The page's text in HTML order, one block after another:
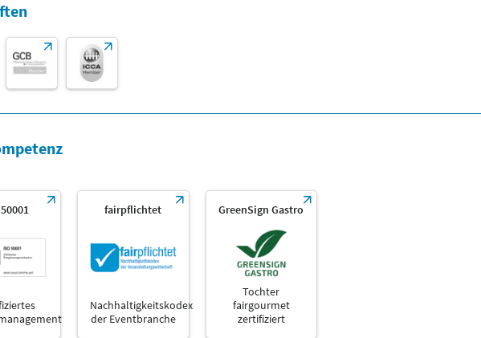
fairpflichtet
Nachhaltigkeitskodex
der Eventbranche
GreenSign Gastro
Tochter
fairgourmet
zertifiziert